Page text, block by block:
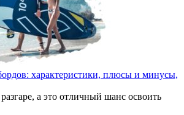
характеристики, плюсы и минусы,
а это отличный шанс освоить